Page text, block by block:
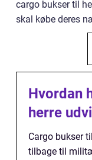
cargo bukser til
skal købe deres
Hvordan
herre
Cargo bukser
tilbage til